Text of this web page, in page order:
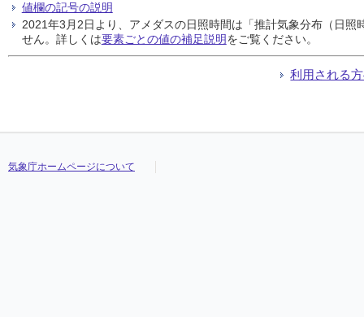
23
0 7.8
24
0 7.5 /// /// /// 4 北北東
23
0 7.8
24
0 7.5 /// /// /// 4 北北東
23
0 7.8
24
0 7.5 /// /// /// 4 北北東
23
0 7.8
24
0 7.5 /// /// /// 4 北北東
値欄の記号の説明
2021年3月2日より、アメダスの日照時間は「推計気象分布（日
せん。詳しくは要素ごとの値の補足説明をご覧ください。
利用される
気象庁ホームページについて